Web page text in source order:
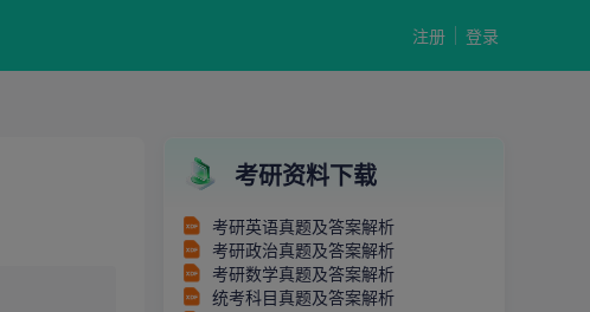
注册 登录
考研资料下载
考研英语真题及答案解析
考研政治真题及答案解析
考研数学真题及答案解析
统考科目真题及答案解析